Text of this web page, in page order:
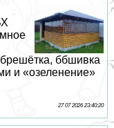
ббшивка
и «озеленение»
27 07 2026 23:40:20